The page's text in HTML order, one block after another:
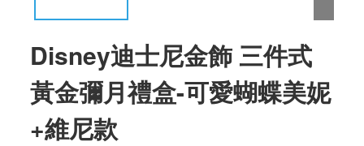
Disney迪士尼金飾 三件式
黃金彌月禮盒-可愛蝴蝶美妮
+維尼款